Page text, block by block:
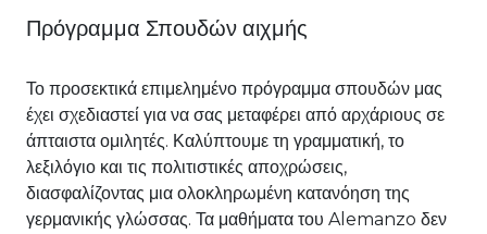
Πρόγραμμα Σπουδών αιχμής
Το προσεκτικά επιμελημένο πρόγραμμα σπουδών μας
έχει σχεδιαστεί για να σας μεταφέρει από αρχάριους σε
άπταιστα ομιλητές. Καλύπτουμε τη γραμματική, το
λεξιλόγιο και τις πολιτιστικές αποχρώσεις,
διασφαλίζοντας μια ολοκληρωμένη κατανόηση της
γερμανικής γλώσσας. Τα μαθήματα του Alemanzo δεν